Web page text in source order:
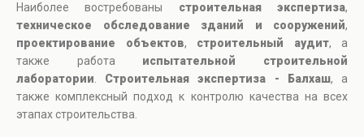
Наиболее востребованы строительная экспертиза,
техническое обследование зданий и сооружений,
проектирование объектов, строительный аудит, а
также работа испытательной строительной
лаборатории
Строительная экспертиза - Балхаш, а
также комплексный подход к контролю качества на всех
этапах строительства.